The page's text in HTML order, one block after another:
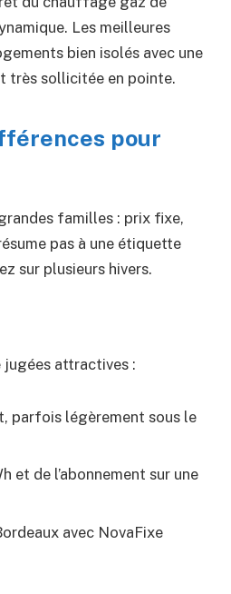
Les meilleures
bien isolés avec une
très sollicitée en pointe.
pour
familles : prix fixe,
pas à une étiquette
sur plusieurs hivers.
attractives :
parfois légèrement sous le
et de l’abonnement sur une
avec NovaFixe